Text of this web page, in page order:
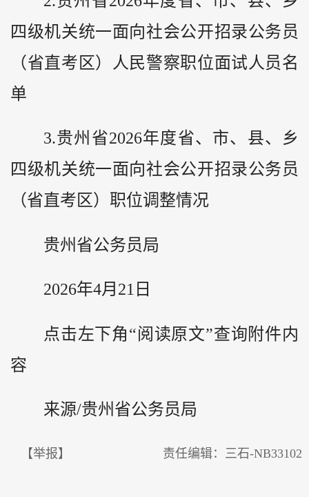
四级机关统一面向社会公开招录公务员
（省直考区）人民警察职位面试人员名
单
3.贵州省2026年度省、市、县、乡
四级机关统一面向社会公开招录公务员
（省直考区）职位调整情况
贵州省公务员局
2026年4月21日
点击左下角“阅读原文”查询附件内
容
来源/贵州省公务员局
【举报】 责任编辑：三石-NB33102